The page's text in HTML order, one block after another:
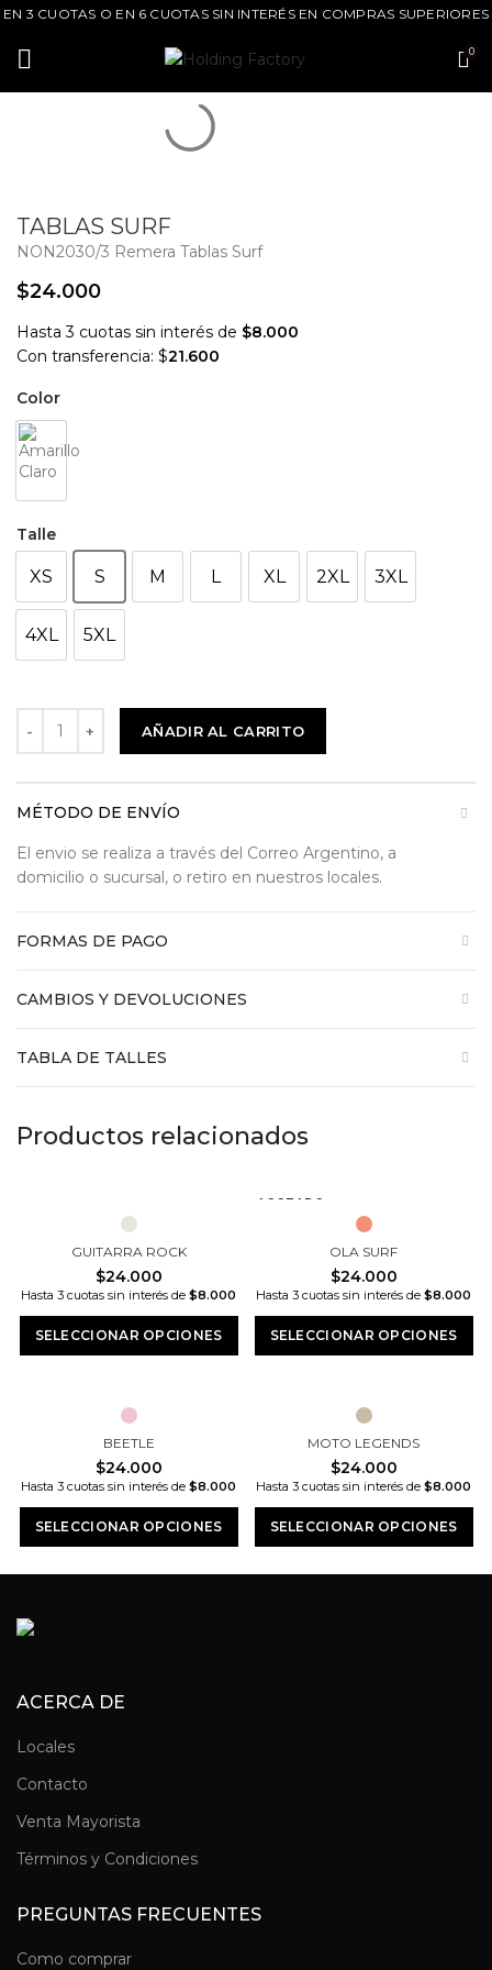
EN 3 CUOTAS O EN 6 CUOTAS SIN INTERÉS EN COMPRAS SUPERIORES
0
TABLAS SURF
NON2030/3 Remera Tablas Surf
$
Hasta 3 cuotas sin interés de $8.000
Con transferencia: $21.600
Color
Talle
XS S M L XL 2XL 3XL
4XL 5XL
AÑADIR AL CARRITO
MÉTODO DE ENVÍO
El envio se realiza a través del Correo Argentino, a
domicilio o sucursal, o retiro en nuestros locales.
FORMAS DE PAGO
CAMBIOS Y DEVOLUCIONES
TABLA DE TALLES
Productos relacionados
GUITARRA ROCK
$
Hasta 3 cuotas sin interés de $8.000
SELECCIONAR OPCIONES
AGOTADO
OLA SURF
$
Hasta 3 cuotas sin interés de $8.000
SELECCIONAR OPCIONES
BEETLE
$
Hasta 3 cuotas sin interés de $8.000
SELECCIONAR OPCIONES
MOTO LEGENDS
$
Hasta 3 cuotas sin interés de $8.000
SELECCIONAR OPCIONES
ACERCA DE
Locales
Contacto
Venta Mayorista
Términos y Condiciones
PREGUNTAS FRECUENTES
Como comprar